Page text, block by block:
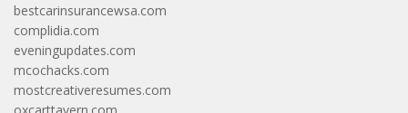
bestcarinsurancewsa.com
complidia.com
eveningupdates.com
mcochacks.com
mostcreativeresumes.com